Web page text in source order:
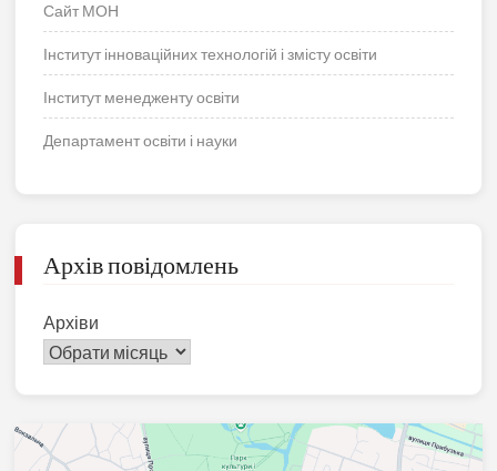
Сайт МОН
Інститут інноваційних технологій і змісту освіти
Інститут менедженту освіти
Департамент освіти і науки
Архів повідомлень
Архіви